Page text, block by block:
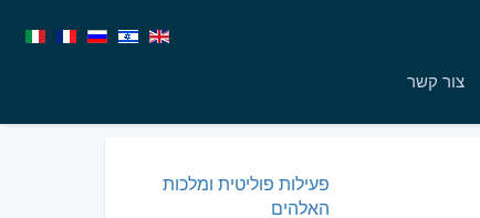
צור קשר
פעילות פוליטית ומלכות
האלהים